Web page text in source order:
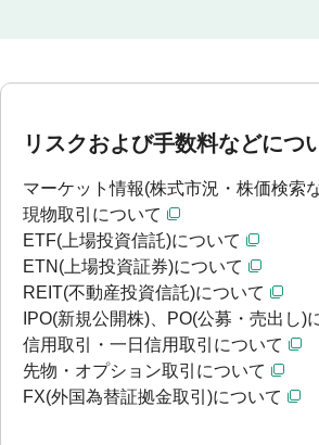
リスクおよび手数料などにつ
マーケット情報(株式市況・株価検索
現物取引について
ETF(上場投資信託)について
ETN(上場投資証券)について
REIT(不動産投資信託)について
IPO(新規公開株)、PO(公募・売出し)
信用取引・一日信用取引について
先物・オプション取引について
FX(外国為替証拠金取引)について